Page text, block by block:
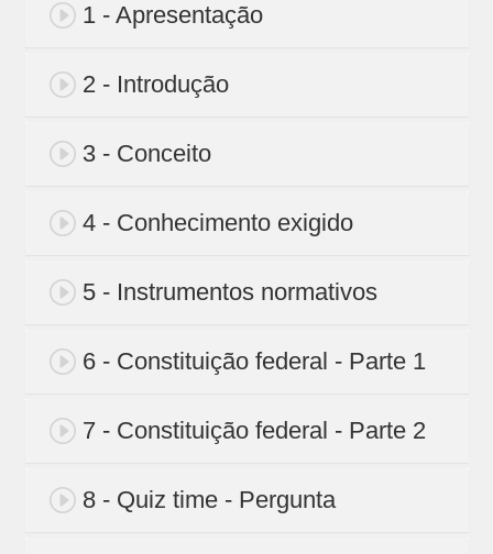
1 - Apresentação
2 - Introdução
3 - Conceito
4 - Conhecimento exigido
5 - Instrumentos normativos
6 - Constituição federal - Parte 1
7 - Constituição federal - Parte 2
8 - Quiz time - Pergunta